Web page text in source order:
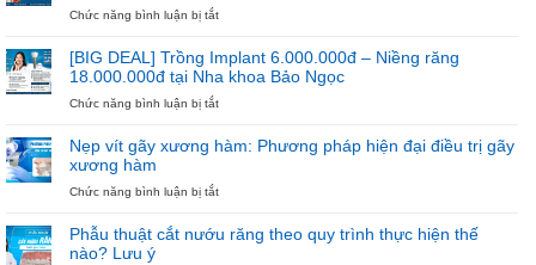
VIỆT
Ưu
Cho
100
Trụ
Đầu
Chức năng bình luận bị tắtở
Niềng
Răng
18.000.000đ
“Diện
–
Noel”
[BIG DEAL] Trồng Implant 6.000.000đ – Niềng răng
18.000.000đ tại Nha khoa Bảo Ngọc
Chức năng bình luận bị tắtở
DEAL]
6.000.000đ
Niềng
Nẹp vít gãy xương hàm: Phương pháp hiện đại điều trị gãy
xương hàm
Chức năng bình luận bị tắtở
Phẫu thuật cắt nướu răng theo quy trình thực hiện thế
nào? Lưu ý